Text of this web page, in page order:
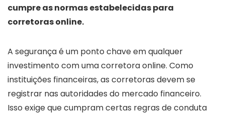
cumpre as normas estabelecidas para
corretoras online.
A segurança é um ponto chave em qualquer
investimento com uma corretora online. Como
instituições financeiras, as corretoras devem se
registrar nas autoridades do mercado financeiro.
Isso exige que cumpram certas regras de conduta